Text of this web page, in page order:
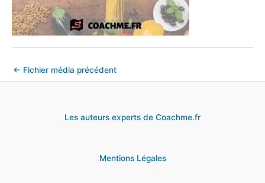
← Fichier média précédent
Les auteurs experts de Coachme.fr
Mentions Légales